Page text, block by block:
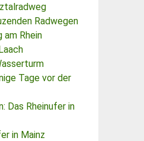
Radwegen
am Rhein
Tage vor der
Das Rheinufer in
in Mainz